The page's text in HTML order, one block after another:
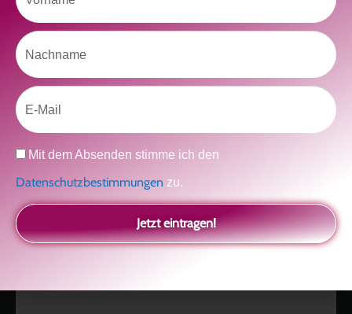
Like uns auf Facebook
Klicke hier, um Marketing-Cookies zu
akzeptieren und diesen Inhalt zu aktivieren
Nachname
Email
Datenschutz
Mit dem Absenden stimme ich den
Datenschutzbestimmungen zu.
Jetzt eintragen!